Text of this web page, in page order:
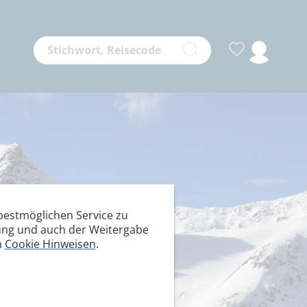
Service zu
und auch der Weitergabe
Cookie Hinweisen.